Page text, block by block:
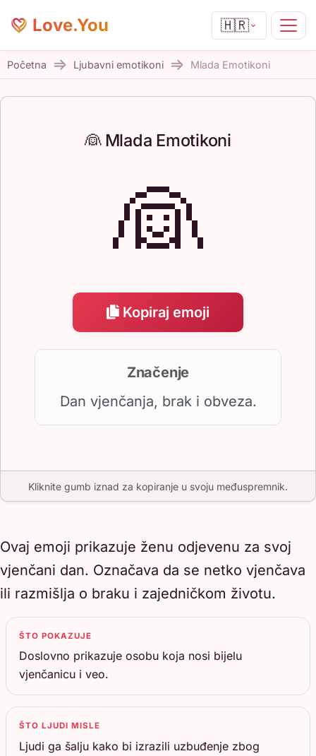
Love.You 🇭🇷
Početna Ljubavni emotikoni Mlada Emotikoni
👰 Mlada Emotikoni
👰
Kopiraj emoji
Značenje
Dan vjenčanja, brak i obveza.
Kliknite gumb iznad za kopiranje u svoju međuspremnik.
Ovaj emoji prikazuje ženu odjevenu za svoj
vjenčani dan. Označava da se netko vjenčava
ili razmišlja o braku i zajedničkom životu.
ŠTO POKAZUJE
Doslovno prikazuje osobu koja nosi bijelu
vjenčanicu i veo.
ŠTO LJUDI MISLE
Ljudi ga šalju kako bi izrazili uzbuđenje zbog